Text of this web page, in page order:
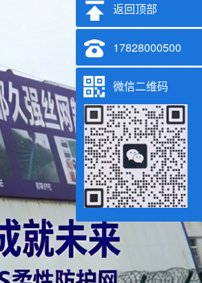
返回顶部
17828000500
微信二维码